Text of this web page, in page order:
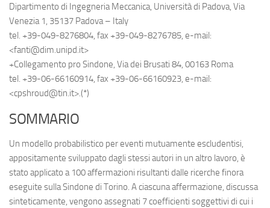
Dipartimento di Ingegneria Meccanica, Università di Padova, Via
Venezia 1, 35137 Padova – Italy
tel. +39-049-8276804, fax +39-049-8276785, e-mail:
<fanti@dim.unipd.it>
+Collegamento pro Sindone, Via dei Brusati 84, 00163 Roma
tel. +39-06-66160914, fax +39-06-66160923, e-mail:
<cpshroud@tin.it>.(*)
SOMMARIO
Un modello probabilistico per eventi mutuamente escludentisi,
appositamente sviluppato dagli stessi autori in un altro lavoro, è
stato applicato a 100 affermazioni risultanti dalle ricerche finora
eseguite sulla Sindone di Torino. A ciascuna affermazione, discussa
sinteticamente, vengono assegnati 7 coefficienti soggettivi di cui i